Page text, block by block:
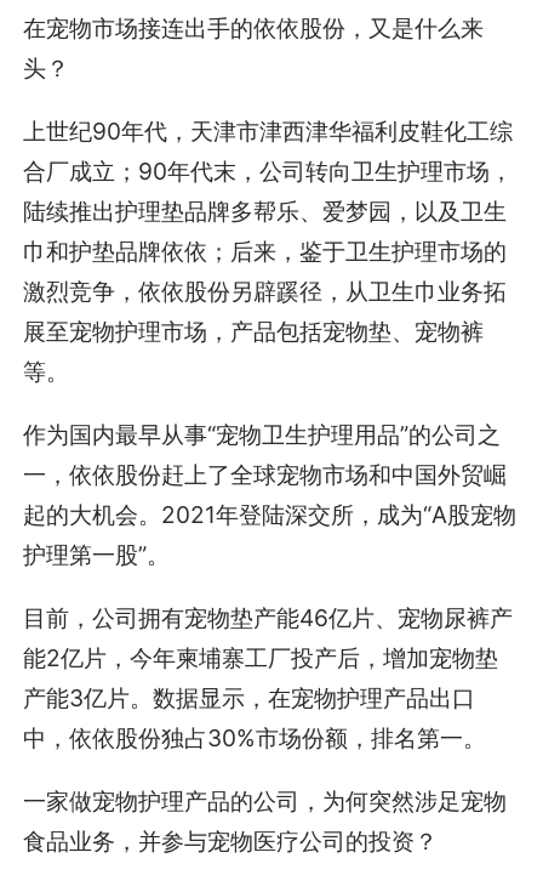
在宠物市场接连出手的依依股份，又是什么来
头？
上世纪90年代，天津市津西津华福利皮鞋化工综
合厂成立；90年代末，公司转向卫生护理市场，
陆续推出护理垫品牌多帮乐、爱梦园，以及卫生
巾和护垫品牌依依；后来，鉴于卫生护理市场的
激烈竞争，依依股份另辟蹊径，从卫生巾业务拓
展至宠物护理市场，产品包括宠物垫、宠物裤
等。
作为国内最早从事“宠物卫生护理用品”的公司之
一，依依股份赶上了全球宠物市场和中国外贸崛
起的大机会。2021年登陆深交所，成为“A股宠物
护理第一股”。
目前，公司拥有宠物垫产能46亿片、宠物尿裤产
能2亿片，今年柬埔寨工厂投产后，增加宠物垫
产能3亿片。数据显示，在宠物护理产品出口
中，依依股份独占30%市场份额，排名第一。
一家做宠物护理产品的公司，为何突然涉足宠物
食品业务，并参与宠物医疗公司的投资？